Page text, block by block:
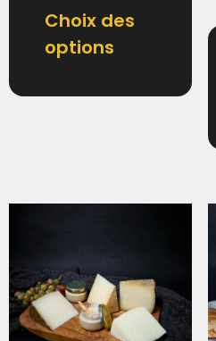
Choix des
options